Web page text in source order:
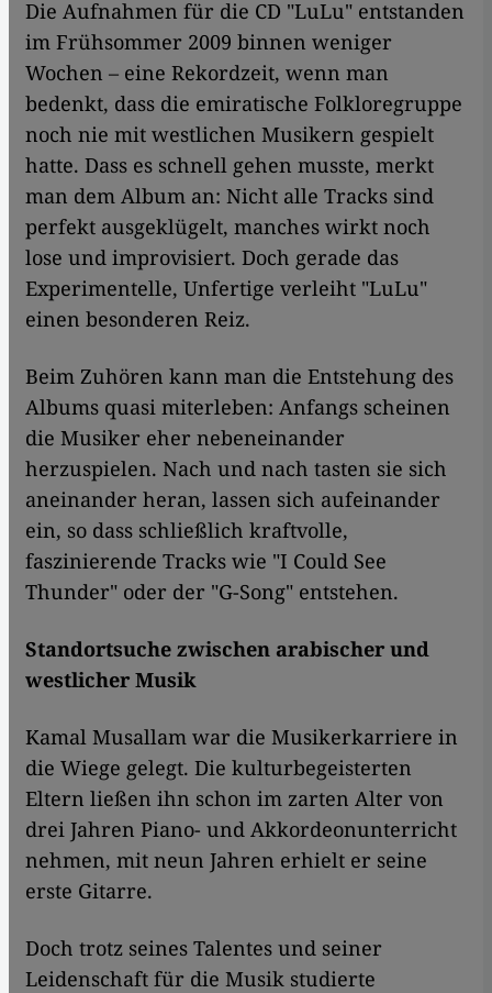
Die Aufnahmen für die CD "LuLu" entstanden
im Frühsommer 2009 binnen weniger
Wochen – eine Rekordzeit, wenn man
bedenkt, dass die emiratische Folkloregruppe
noch nie mit westlichen Musikern gespielt
hatte. Dass es schnell gehen musste, merkt
man dem Album an: Nicht alle Tracks sind
perfekt ausgeklügelt, manches wirkt noch
lose und improvisiert. Doch gerade das
Experimentelle, Unfertige verleiht "LuLu"
einen besonderen Reiz.
Beim Zuhören kann man die Entstehung des
Albums quasi miterleben: Anfangs scheinen
die Musiker eher nebeneinander
herzuspielen. Nach und nach tasten sie sich
aneinander heran, lassen sich aufeinander
ein, so dass schließlich kraftvolle,
faszinierende Tracks wie "I Could See
Thunder" oder der "G-Song" entstehen.
Standortsuche zwischen arabischer und
westlicher Musik
Kamal Musallam war die Musikerkarriere in
die Wiege gelegt. Die kulturbegeisterten
Eltern ließen ihn schon im zarten Alter von
drei Jahren Piano- und Akkordeonunterricht
nehmen, mit neun Jahren erhielt er seine
erste Gitarre.
Doch trotz seines Talentes und seiner
Leidenschaft für die Musik studierte